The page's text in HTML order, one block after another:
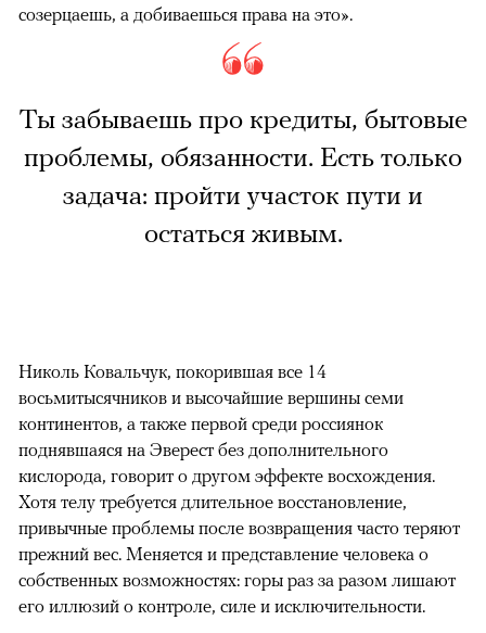
созерцаешь, а добиваешься права на это».
Ты забываешь про кредиты, бытовые
проблемы, обязанности. Есть только
задача: пройти участок пути и
остаться живым.
Николь Ковальчук, покорившая все 14
восьмитысячников и высочайшие вершины семи
континентов, а также первой среди россиянок
поднявшаяся на Эверест без дополнительного
кислорода, говорит о другом эффекте восхождения.
Хотя телу требуется длительное восстановление,
привычные проблемы после возвращения часто теряют
прежний вес. Меняется и представление человека о
собственных возможностях: горы раз за разом лишают
его иллюзий о контроле, силе и исключительности.